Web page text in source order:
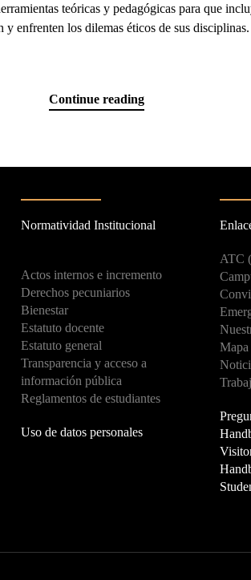
teóricas y pedagógicas para que
enfrenten los dilemas éticos de sus
Continue reading
Normatividad Institucional
Actos internos e incremento
Derechos pecuniarios
Bienestar
Estatuto docente
Estatuto general
Transparencia y acceso a
información pública
Reglamentos de estudiantes
Uso de datos personales
ATC